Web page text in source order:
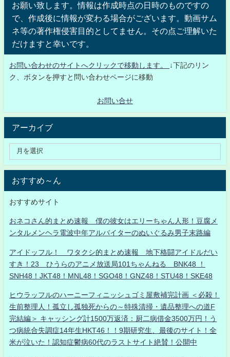
お願い致します。情報は作成時点の日時のものですの
で、作成後に情報が変わる場合がございます。動画サム
ネ等の著作権侵害目的としてません。その点ご理解いた
だけますと幸いです。
お問い合わせのサイトへクリックで移動します。
↓下記のリン
ク、ボタンを押すと問い合わせページに移動
お問い合せ
アーカイブ
おすすめ～ん
おすすめサイト
おネコさん的まとめ速報 僕の彼女はエリーちゃん人形！豆腐メ
ンタルメンヘラ電波中年アルバイターのぬいぐるみ男子末路編
アイドッフル！ ワタクシ的まとめ速報 地下格闘アイドルだい
すき！23 ひうらのアニメ放送局101ちゃんねる BNK48 ！
SNH48！JKT48！MNL48！SGO48！GNZ48！STU48！SKE48
ヒウラッフルのハーニーフィニッシュゴミ屋敷補完計画 ＜必殺！
生前整理人！孤立し孤独死からの～特殊清掃・遺品整理への道F
完結編＞ キャッシング計1500万返済：厨二病借金3500万円！う
つ病統合失調症14年生HKT46！！9期研究生、最後のサイト！全
米が泣いた！認知症鬱病60代のラストサイト絶賛！公開中